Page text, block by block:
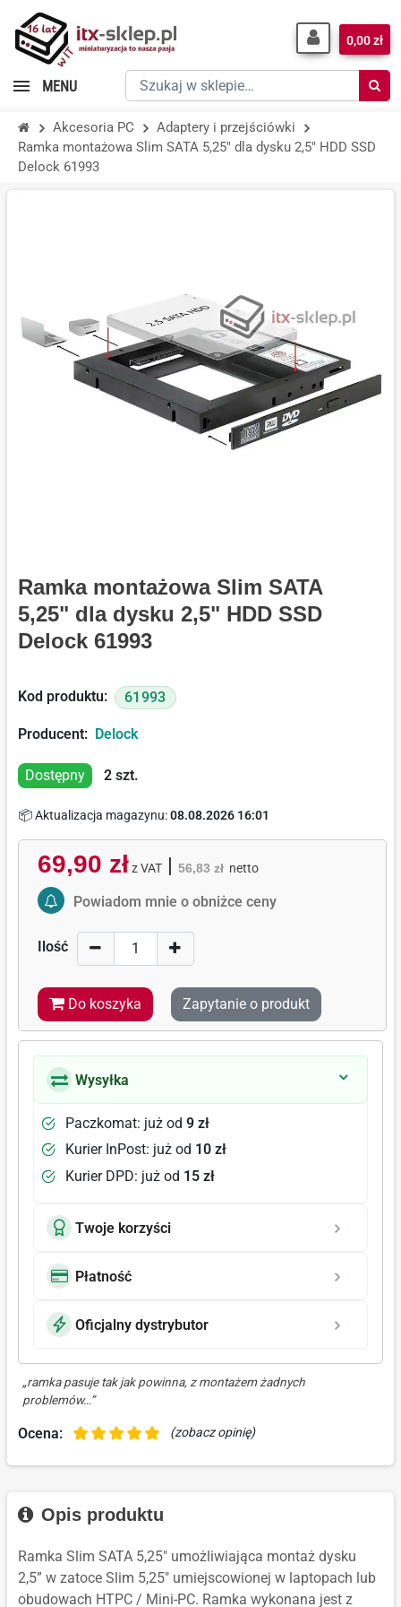
Szukaj
w
sklepie…
0,00 zł
MENU
Akcesoria PC
Adaptery i przejściówki
Ramka montażowa Slim SATA 5,25" dla dysku 2,5" HDD SSD
Delock 61993
Ramka montażowa Slim SATA
5,25" dla dysku 2,5" HDD SSD
Delock 61993
Kod produktu: 61993
Producent: Delock
Dostępny 2 szt.
📦 Aktualizacja magazynu:08.08.2026 16:01
69,90 zł z VAT| 56,83 zł netto
Activate Price Alert
Powiadom mnie o obniżce ceny
Ilość
Do koszyka Zapytanie o produkt
Wysyłka
Paczkomat: już od 9 zł
Kurier InPost: już od 10 zł
Kurier DPD: już od 15 zł
Twoje korzyści
Płatność
Oficjalny dystrybutor
„ramka pasuje tak jak powinna, z montażem żadnych
problemów…”
Ocena: (zobacz opinię)
Opis produktu
Ramka Slim SATA 5,25" umożliwiająca montaż dysku
2,5” w zatoce Slim 5,25" umiejscowionej w laptopach lub
obudowach HTPC / Mini-PC. Ramka wykonana jest z